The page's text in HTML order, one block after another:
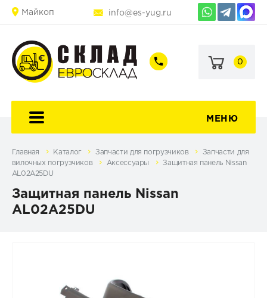
Майкоп info@es-yug.ru
+7
60-
+7
69-
0
МЕНЮ
Главная Каталог Запчасти для погрузчиков
Запчасти для
вилочных погрузчиков
Аксессуары
Защитная панель Nissan
AL02A25DU
Защитная панель Nissan
AL02A25DU